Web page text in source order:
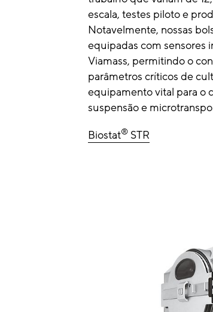
escala, testes piloto e
Notavelmente, nossas
equipadas com sensores
Viamass, permitindo o
parâmetros críticos de
equipamento vital para o
suspensão e
Biostat® STR